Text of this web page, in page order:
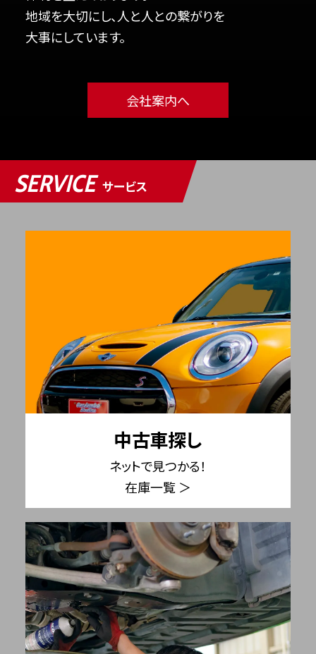
地域を大切にし、人と人との繋がりを
大事にしています。
会社案内へ
SERVICE サービス
中古車探し
ネットで見つかる！
在庫一覧 ＞